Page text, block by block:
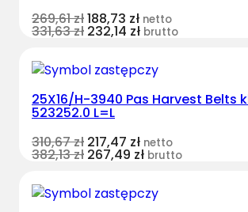
269,61zł188,73 zł netto
331,63zł 232,14 zł brutto
25X16/H-3940 Pas Harvest Belts
523252.0 L=L
310,67zł 217,47 zł netto
382,13zł 267,49 zł brutto